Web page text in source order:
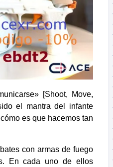
[Shoot, Move,
el mantra del infante
es que hacemos tan
con armas de fuego
En cada uno de ellos